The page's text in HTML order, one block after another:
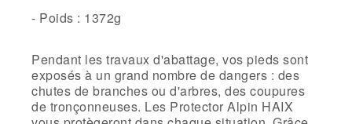
- Poids : 1372g
Pendant les travaux d'abattage, vos pieds sont
exposés à un grand nombre de dangers : des
chutes de branches ou d'arbres, des coupures
de tronçonneuses. Les Protector Alpin HAIX